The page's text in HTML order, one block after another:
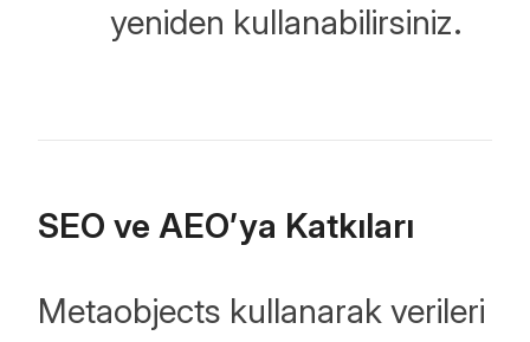
yeniden kullanabilirsiniz.
SEO ve AEO’ya Katkıları
Metaobjects kullanarak verileri